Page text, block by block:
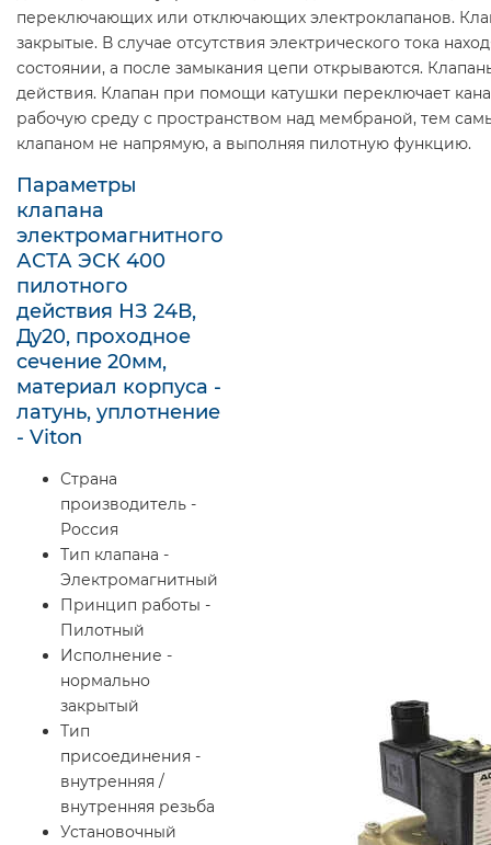
переключающих или отключающих электроклапанов.
закрытые. В случае отсутствия электрического тока
состоянии, а после замыкания цепи открываются.
действия. Клапан при помощи катушки переключает
рабочую среду с пространством над мембраной, тем
клапаном не напрямую, а выполняя пилотную функцию.
Параметры
клапана
электромагнитного
АСТА ЭСК 400
пилотного
действия НЗ 24В,
Ду20, проходное
сечение 20мм,
материал корпуса -
латунь, уплотнение
- Viton
Страна
производитель -
Россия
Тип клапана -
Электромагнитный
Принцип работы -
Пилотный
Исполнение -
нормально
закрытый
Тип
присоединения -
внутренняя /
внутренняя резьба
Установочный